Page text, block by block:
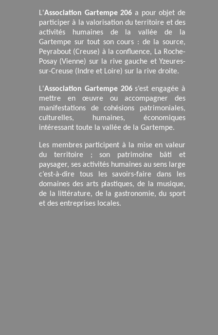
L'Association Gartempe 206 a pour objet de
participer à la valorisation du territoire et des
activités humaines de la vallée de la
Gartempe sur tout son cours : de la source,
Peyrabout (Creuse) à la confluence, La Roche-
Posay (Vienne) sur la rive gauche et Yzeures-
sur-Creuse (Indre et Loire) sur la rive droite.
L'Association Gartempe 206s’est engagée à
mettre en œuvre ou accompagner des
manifestations de cohésions patrimoniales,
culturelles, humaines, économiques
intéressant toute la vallée de la Gartempe.
Les membres participent à la mise en valeur
du territoire ; son patrimoine bâti et
paysager, ses activités humaines au sens large
c’est-à-dire tous les savoirs-faire dans les
domaines des arts plastiques, de la musique,
de la littérature, de la gastronomie, du sport
et des entreprises locales.